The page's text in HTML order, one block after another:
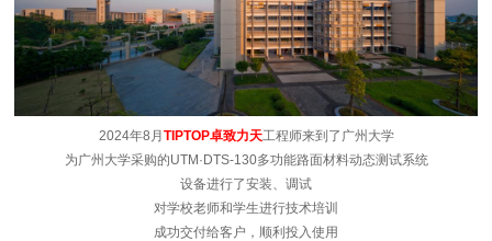
2024年8月TIPTOP卓致力天工程师来到了广州大学
为广州大学采购的UTM·DTS-130多功能路面材料动态测试系统
设备进行了安装、调试
对学校老师和学生进行技术培训
成功交付给客户，顺利投入使用